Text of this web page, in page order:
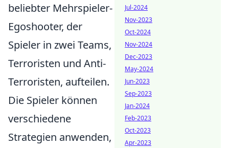
beliebter Mehrspieler-
Egoshooter, der
Spieler in zwei Teams,
Terroristen und Anti-
Terroristen, aufteilen.
Die Spieler können
verschiedene
Strategien anwenden,
Jul-2024
Nov-2023
Oct-2024
Nov-2024
Dec-2023
May-2024
Jun-2023
Sep-2023
Jan-2024
Feb-2023
Oct-2023
Apr-2023